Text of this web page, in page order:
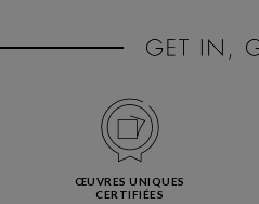
ŒUVRES UNIQUES
CERTIFIÉES